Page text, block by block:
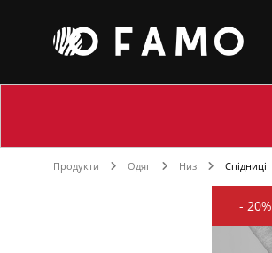
Продукти Одяг Низ Спідниці
-20%